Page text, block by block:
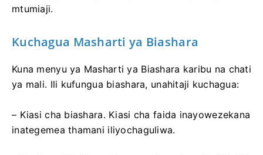
mtumiaji.
Kuchagua Masharti ya Biashara
Kuna menyu ya Masharti ya Biashara karibu na chati
ya mali. Ili kufungua biashara, unahitaji kuchagua:
– Kiasi cha biashara. Kiasi cha faida inayowezekana
inategemea thamani iliyochaguliwa.